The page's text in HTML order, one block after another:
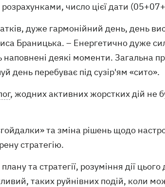
число цієї дати
дуже гармонійний день, день
Браницька. – Енергетично дуже
наповнені деякі моменти. Загальна
день перебуває під сузір'ям «сито».
, жодних активних жорстких дій не
та зміна рішень щодо
стратегію.
та стратегії, розуміння дії
таких руйнівних подій, коли